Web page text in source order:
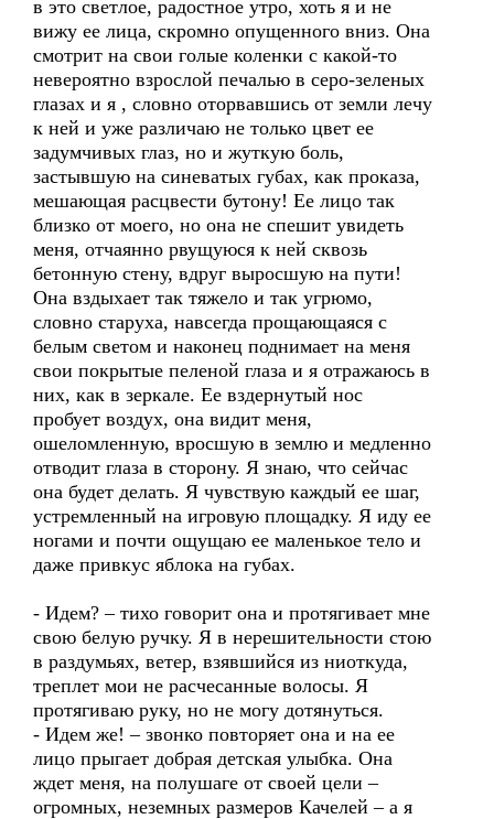
в это светлое, радостное утро, хоть я и не
вижу ее лица, скромно опущенного вниз. Она
смотрит на свои голые коленки с какой-то
невероятно взрослой печалью в серо-зеленых
глазах и я , словно оторвавшись от земли лечу
к ней и уже различаю не только цвет ее
задумчивых глаз, но и жуткую боль,
застывшую на синеватых губах, как проказа,
мешающая расцвести бутону! Ее лицо так
близко от моего, но она не спешит увидеть
меня, отчаянно рвущуюся к ней сквозь
бетонную стену, вдруг выросшую на пути!
Она вздыхает так тяжело и так угрюмо,
словно старуха, навсегда прощающаяся с
белым светом и наконец поднимает на меня
свои покрытые пеленой глаза и я отражаюсь в
них, как в зеркале. Ее вздернутый нос
пробует воздух, она видит меня,
ошеломленную, вросшую в землю и медленно
отводит глаза в сторону. Я знаю, что сейчас
она будет делать. Я чувствую каждый ее шаг,
устремленный на игровую площадку. Я иду ее
ногами и почти ощущаю ее маленькое тело и
даже привкус яблока на губах.
- Идем? – тихо говорит она и протягивает мне
свою белую ручку. Я в нерешительности стою
в раздумьях, ветер, взявшийся из ниоткуда,
треплет мои не расчесанные волосы. Я
протягиваю руку, но не могу дотянуться.
- Идем же! – звонко повторяет она и на ее
лицо прыгает добрая детская улыбка. Она
ждет меня, на полушаге от своей цели –
огромных, неземных размеров Качелей – а я